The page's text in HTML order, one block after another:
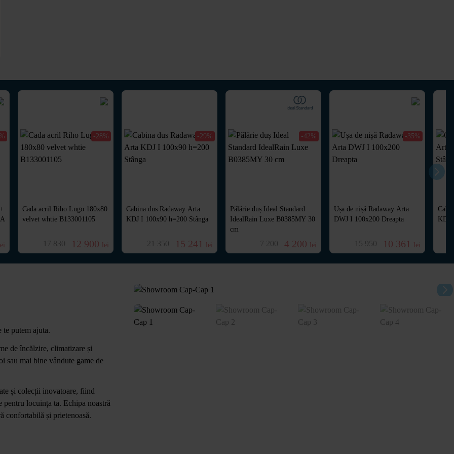
lei
-28%
Cada acril Riho Lugo 180x80
velvet whtie B133001105
17 830 12 900 lei
-29%
Cabina dus Radaway Arta
KDJ I 100x90 h=200 Stânga
21 350 15 241 lei
-42%
Pălărie duș Ideal Standard
IdealRain Luxe B0385MY 30
cm
7 200 4 200 lei
-35%
Ușa de nișă Radaway Arta
DWJ I 100x200 Dreapta
15 950 10 361 lei
KDJ
te putem ajuta.
de încălzire, climatizare și
sau mai bine vândute game de
și colecții inovatoare, fiind
pentru locuința ta. Echipa noastră
confortabilă și prietenoasă.